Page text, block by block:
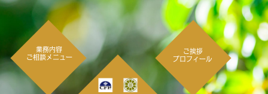
ご挨拶
プロフィール
業務内容
ご相談メニュー